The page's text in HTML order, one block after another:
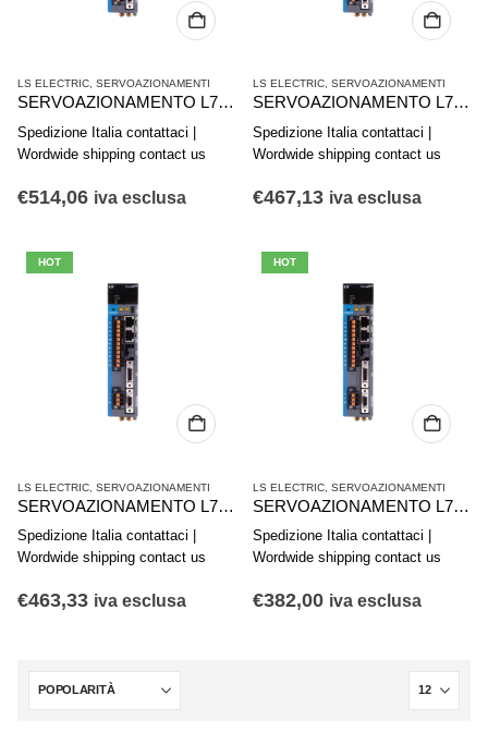
LS ELECTRIC, SERVOAZIONAMENTI
SERVOAZIONAMENTO L7PB010U STANDARD I/O 4715008600
Spedizione Italia contattaci |
Wordwide shipping contact us
€514,06 iva esclusa
LS ELECTRIC, SERVOAZIONAMENTI
SERVOAZIONAMENTO L7PA008U STANDARD I/O 4715005800
Spedizione Italia contattaci |
Wordwide shipping contact us
€467,13 iva esclusa
HOT
LS ELECTRIC SERVOAZIONAMENTI
SERVOAZIONAMENTO L7PA008U STANDARD I/O 4715005800
Spedizione Italia contattaci |
Wordwide shipping contact us
€463,33 iva esclusa
HOT
LS ELECTRIC SERVOAZIONAMENTI
SERVOAZIONAMENTO L7PA004U STANDARD I/O 4715005700
Spedizione Italia contattaci |
Wordwide shipping contact us
€382,00 iva esclusa